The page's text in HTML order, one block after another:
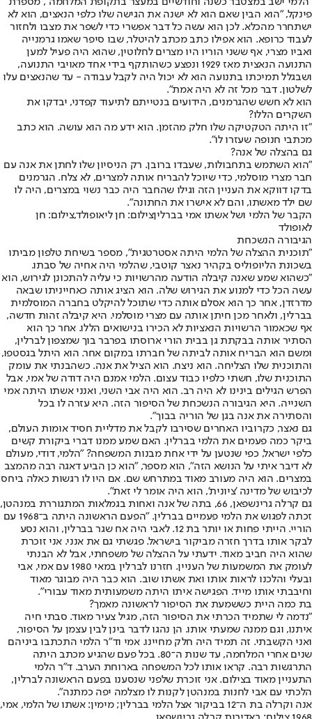
פינקל, "הוא הבין שאם הוא לא ישנה את הגישה שלו כלפי הנאצים, הוא לא
ישתחרר מהכלא. לכן הוא עשה כל דבר אפשרי כדי לשפר את מצבו ולחזור
לעבוד כרופא. הוא אפילו כתב מכתב להיטלר, שבו סיפר שאמו גרמנייה
ואביו מצרי, אף ששני הוריו היו מצרים לחלוטין, שהוא היה פעיל למען
התנועה הנאצית מאז 1929 ונפצע כשהותקף בידי אחד מאויבי התנועה,
ושבגלל תמיכתו בתנועה הוא לא יכול היה לקבל עבודה - עד שהנאצים עלו
לשלטון. דבר מכל זה לא היה אמת".
הוא לא חשש שהגרמנים, הידועים בנטייתם לתיעוד קפדני, יבדקו את
השקרים הללו?
"זו היתה הטקטיקה שלו חלק מהזמן. הוא ידע מה הוא עושה. הוא כתב
מכתבי חנופה שעזרו לו".
גם בהצלה של אנה?
"הוא השתמש בתחבולות, שעבדו ברובן. רק הניסיון שלו לחתן את אנה עם
חבר מצרי מוסלמי, כדי שיוכל להבריח אותה למצרים, לא צלח. הגרמנים
בדקו דווקא את העניין הזה וגילו שהחבר היה כבר נשוי במצרים, היה לו
שם ילד מאשתו, והם לא אישרו את החתונה".
הקבר של הלמי ושל אשתו אמי בברליןצילום: חן ליאופולד,צילום: חן
לאופולד
הגיבורה הנשכחת
"תוכנית ההצלה של הלמי היתה אסטרטגית", מספר בשיחת טלפון מביתו
בשכונת הליופוליס בקהיר נאצר קוטבי, שהלמי היה אחיה של סבתו.
"כשהוא שמע שאנה קיבלה הודעה מהרשויות כי עליה להתכונן לגירוש, הוא
עשה הכל כדי למנוע את הגירוש שלה. הוא הציג אותה כאחייניתו שבאה
מדרזדן, אחר כך הוא אסלם אותה כדי שתוכל להיקלט בחברה המוסלמית
בברלין, ולאחר מכן חיתן אותה עם מצרי מוסלמי. היא קיבלה זהות חדשה,
אף שכאמור הרשויות הנאציות לא הכירו בנישואים הללו. אחר כך הוא
הסתיר אותה בבקתת גן בבית הורי ארוסתו בפרבר בוך שמצפון לברלין,
ומשם הוא הבריח אותה לביתה של חברתו במקום אחר. הוא היתל בגסטפו,
והתוכנית שלו הצליחה. הוא ניצח. הוא הציל את אנה. כשהבנתי את עומק
התוכנית שלו, חשתי כלפיו כבוד עצום. הלמי אמנם היה דודה של אמי, אבל
הפרש הגילים בינינו לא היה רב. הוא היה אבי השני, ואנני אשתו היתה אמי
השנייה. היא הגיבורה הנשכחת של הסיפור הזה. היא עזרה לו בכל
והסתירה את אנה בגן של הוריה בבוך".
גם נאצר, כקרוביו האחרים שסירבו לקבל את מדליית חסיד אומות העולם,
ביקר כמה פעמים את הלמי בברלין. האם שמע ממנו דברי ביקורת קשים
כלפי ישראל, כפי שנטען על ידי אחת מבנות המשפחה? "הלמי, דודי, מעולם
לא דיבר איתי על הנושא הזה", הוא מספר, "הוא כן הביע דאגה רבה מהמצב
במצרים. הוא היה מעורב מאוד במתרחש שם. אם היו לו רגשות כאלה ביחס
לכיבוש של מדינה 'ציונית', הוא היה אומר לי זאת".
גם קרלה גרינשפאן, 66, בתה של אנה ואחות בגמלאות המתגוררת במנהטן,
זכתה לפגוש את הלמי פעמיים בברלין. "הפעם הראשונה היתה ב־1968 עם
הוריי. הייתי פחות או יותר בת 12. לאבי היה אח שגר בברלין, והוא נסע
לבקר אותו בדרך חזרה מביקור בישראל. פגשתי גם את אנני. אני זוכרת
שהוא היה חביב מאוד. ידעתי על ההצלה של משפחתי, אבל לא הבנתי
לעומק את המשמעות של העניין. חזרנו לברלין במאי 1980 עם אמי, אבי
ובעלי והלכנו לראות אותו ואת אשתו שוב. הוא כבר היה מבוגר מאוד
וחיבבתי אותו מייד. הפגישה איתו היתה משמעותית מאוד עבורי".
בת כמה היית כששמעת את הסיפור לראשונה מאמך?
"נדמה לי שתמיד הכרתי את הסיפור הזה, מגיל צעיר מאוד. סבתי חיה
איתנו, וגם ממנה שמעתי אותו. הן נהגו לדבר בינן לבין עצמן על הסיפור,
ואני הקשבתי. זה תמיד היה חלק מחיינו. אמי וד"ר הלמי התכתבו ביניהם
שנים אחרי המלחמה, עד שנות ה־80. בכל פעם שהגיע מכתב היתה
התרגשות רבה. קראו אותו לכל המשפחה בארוחת הערב. ד"ר הלמי
התעניין מאוד בצילום. אני זוכרת שלפני שנסענו בפעם הראשונה לברלין,
הלכתי עם אבי לחנות במנהטן לקנות לו מצלמה יפה כמתנה".
אנה וקרלה בת ה־12 בביקור אצל הלמי בברלין; מימין: אשתו של הלמי, אמי,